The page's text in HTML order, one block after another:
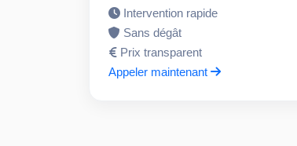
Intervention rapide
Sans dégât
Prix transparent
Appeler maintenant